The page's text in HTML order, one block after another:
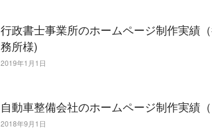
行政書士事業所のホームページ制作実績
務所様)
2019年1月1日
自動車整備会社のホームページ制作実績
2018年9月1日